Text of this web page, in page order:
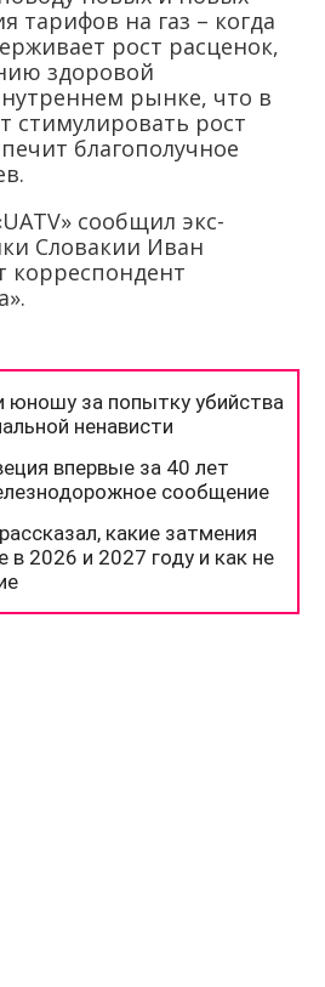
тарифов на газ – когда
рост расценок,
здоровой
рынке, что в
стимулировать рост
благополучное
сообщил экс-
Словакии Иван
корреспондент